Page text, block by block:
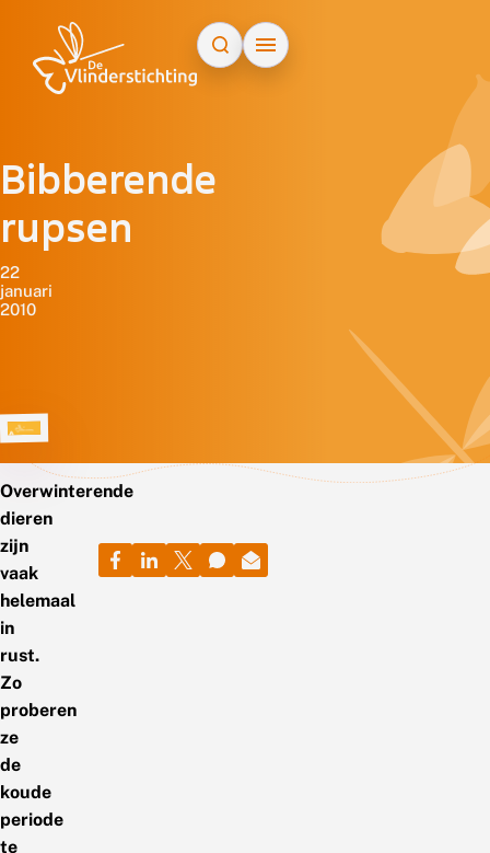
Bibberende
rupsen
22
januari
2010
Overwinterende
dieren
zijn
vaak
helemaal
in
rust.
Zo
proberen
ze
de
koude
periode
te